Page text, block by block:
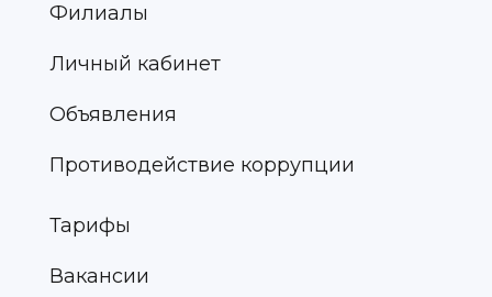
Филиалы
Личный кабинет
Объявления
Противодействие коррупции
Тарифы
Вакансии